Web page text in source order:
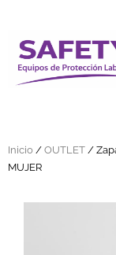
Inicio / OUTLET /
MUJER